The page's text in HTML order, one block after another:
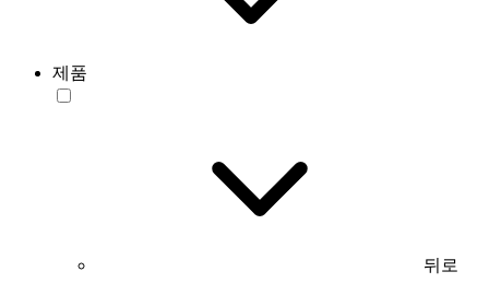
제품
뒤로